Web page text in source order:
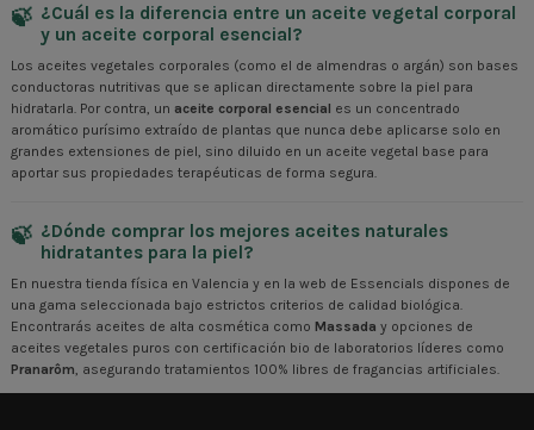
¿Cuál es la diferencia entre un aceite vegetal corporal
y un aceite corporal esencial?
Los aceites vegetales corporales (como el de almendras o argán) son bases
conductoras nutritivas que se aplican directamente sobre la piel para
hidratarla. Por contra, un aceite corporal esencial es un concentrado
aromático purísimo extraído de plantas que nunca debe aplicarse solo en
grandes extensiones de piel, sino diluido en un aceite vegetal base para
aportar sus propiedades terapéuticas de forma segura.
¿Dónde comprar los mejores aceites naturales
hidratantes para la piel?
En nuestra tienda física en Valencia y en la web de Essencials dispones de
una gama seleccionada bajo estrictos criterios de calidad biológica.
Encontrarás aceites de alta cosmética como Massada y opciones de
aceites vegetales puros con certificación bio de laboratorios líderes como
Pranarôm , asegurando tratamientos 100% libres de fragancias artificiales.